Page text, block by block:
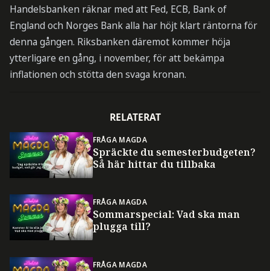
Handelsbanken räknar med att Fed, ECB, Bank of
England och Norges Bank alla har höjt klart räntorna för
denna gången. Riksbanken däremot kommer höja
ytterligare en gång, i november, för att bekämpa
inflationen och stötta den svaga kronan.
RELATERAT
FRÅGA MAGDA
Spräckte du semesterbudgeten?
Så här hittar du tillbaka
FRÅGA MAGDA
Sommarspecial: Vad ska man
plugga till?
FRÅGA MAGDA